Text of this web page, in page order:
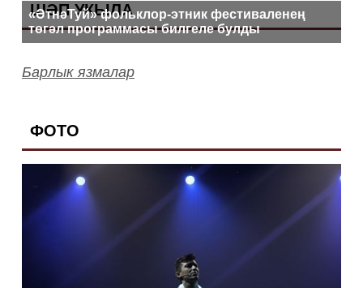
ШӘП УКЫЛА
«ӘтнәТуй» фольклор-этник фестиваленең
төгәл программасы билгеле булды
Барлык язмалар
ФОТО